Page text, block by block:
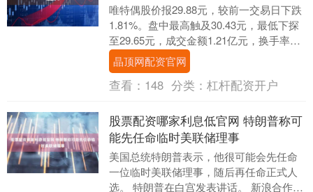
唯特偶股价报29.88元，较前一交易日下跌
1.81%。盘中最高触及30.43元，最低下探
至29.65元，成交金额1.21亿元，换手率达
7.28%。 该公司主营业....
晶顶网配资官网
查看： 148 分类： 杠杆配资开户
股票配资哪家利息低官网 特朗普称可
能先任命临时美联储理事
美国总统特朗普表示，他很可能会先任命
一位临时美联储理事，随后再任命正式人
选。 特朗普在白宫发表讲话。 新浪合作大